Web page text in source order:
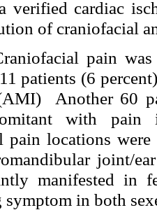
verified cardiac
of craniofacial
pain
patients (6
Another 60
with pain
pain locations
joint/
manifested in
in both